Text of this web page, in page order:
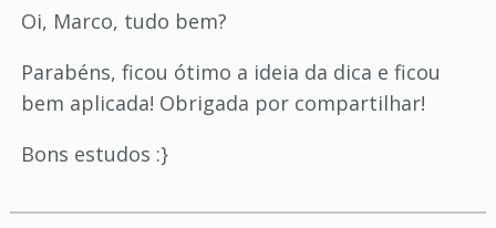
Oi, Marco, tudo bem?
Parabéns, ficou ótimo a ideia da dica e ficou
bem aplicada! Obrigada por compartilhar!
Bons estudos :}